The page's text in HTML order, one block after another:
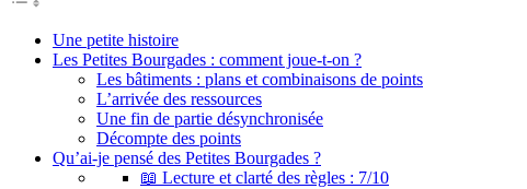
Une petite histoire
Les Petites Bourgades : comment joue-t-on ?
Les bâtiments : plans et combinaisons de points
L’arrivée des ressources
Une fin de partie désynchronisée
Décompte des points
Qu’ai-je pensé des Petites Bourgades ?
📖 Lecture et clarté des règles : 7/10